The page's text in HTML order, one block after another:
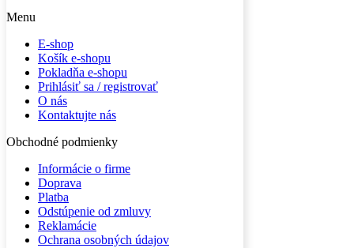
Menu
E-shop
Košík e-shopu
Pokladňa e-shopu
Prihlásiť sa / registrovať
O nás
Kontaktujte nás
Obchodné podmienky
Informácie o firme
Doprava
Platba
Odstúpenie od zmluvy
Reklamácie
Ochrana osobných údajov